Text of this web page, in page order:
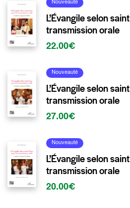
Nouveauté
L’Évangile selon
transmission orale
22.00€
Nouveauté
L’Évangile selon
transmission orale
27.00€
Nouveauté
L’Évangile selon
transmission orale
20.00€